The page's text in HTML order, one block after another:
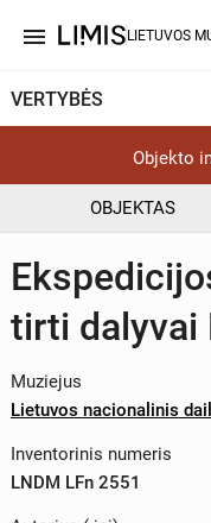
menu LIETUVOS
VERTYBĖS
Objekto
OBJEKTAS
tirti dalyvai
Muziejus
Lietuvos nacionalinis
Inventorinis numeris
LNDM LFn 2551